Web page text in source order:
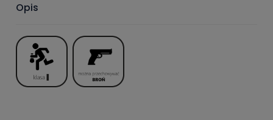
Opis